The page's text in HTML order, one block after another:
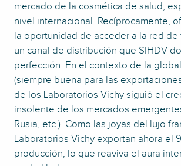
mercado de la cosmética de salud,
nivel internacional. Recíprocamente,
la oportunidad de acceder a la red de
un canal de distribución que SIHDV
perfección. En el contexto de la
(siempre buena para las
de los Laboratorios Vichy siguió el
insolente de los mercados
Rusia, etc.). Como las joyas del lujo
Laboratorios Vichy exportan ahora el
producción, lo que reaviva el aura